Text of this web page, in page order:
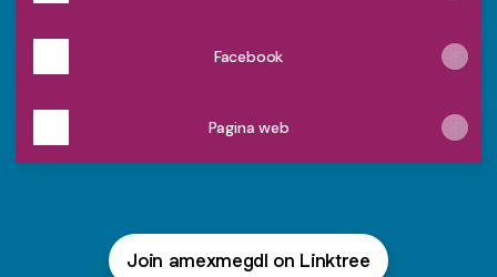
Facebook
Pagina web
Join amexmegdl on Linktree